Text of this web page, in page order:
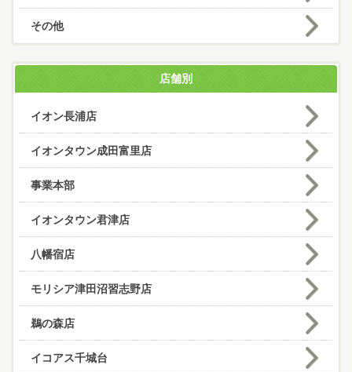
その他
店舗別
イオン長浦店
イオンタウン成田富里店
事業本部
イオンタウン君津店
八幡宿店
モリシア津田沼習志野店
鵜の森店
イコアス千城台